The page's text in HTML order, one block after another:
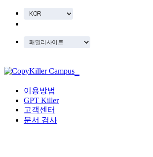
이용방법
GPT Killer
고객센터
문서 검사